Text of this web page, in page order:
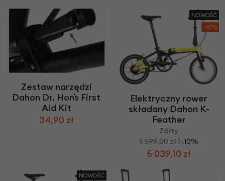
Zestaw narzędzi
Dahon Dr. Hon`s First
Aid Kit
34,90 zł
NOWOŚĆ
-10%
Elektryczny rower
składany Dahon K-
Feather
Zółty
5 599,00 zł | -10%
5 039,10 zł
NOWOŚĆ